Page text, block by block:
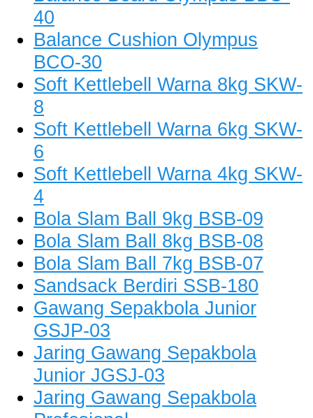
40
Balance Cushion Olympus
BCO-30
Soft Kettlebell Warna 8kg SKW-
8
Soft Kettlebell Warna 6kg SKW-
6
Soft Kettlebell Warna 4kg SKW-
4
Bola Slam Ball 9kg BSB-09
Bola Slam Ball 8kg BSB-08
Bola Slam Ball 7kg BSB-07
Sandsack Berdiri SSB-180
Gawang Sepakbola Junior
GSJP-03
Jaring Gawang Sepakbola
Junior JGSJ-03
Jaring Gawang Sepakbola